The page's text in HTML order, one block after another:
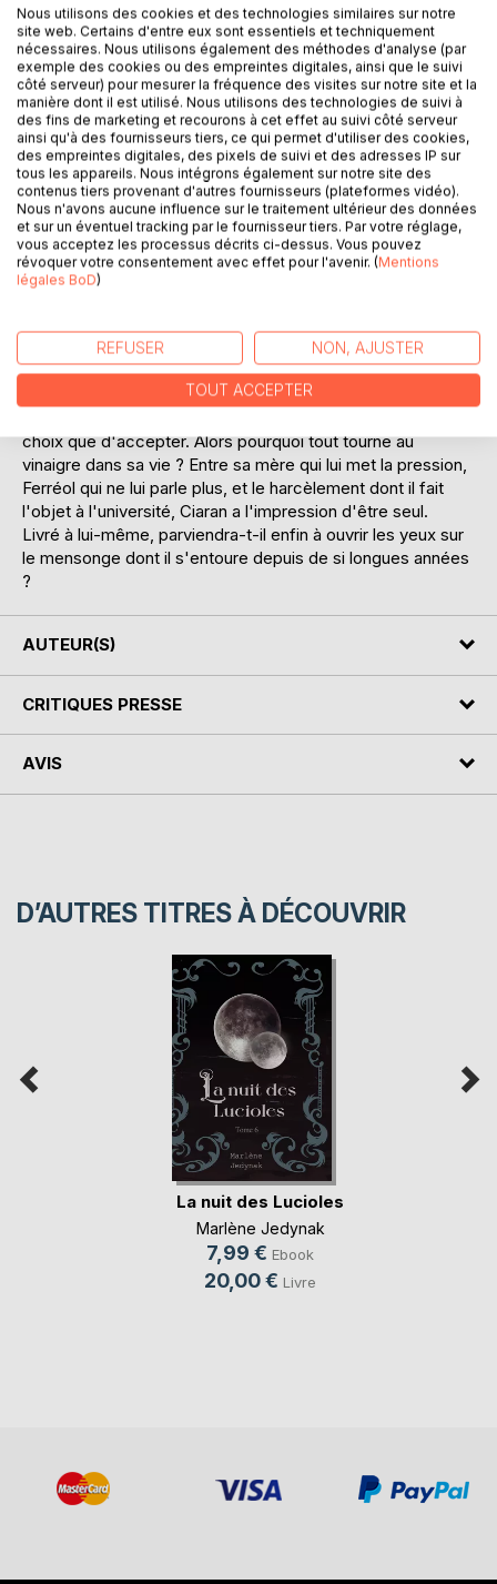
Ajouter à ma liste d'envies
Laisser un avis
DESCRIPTION
de bien des tracas, il n'aime pas Daegan. Et puis, il existe
d'autres solutions, non ? Pourtant, aucune ne se présente à
choix que d'accepter. Alors pourquoi tout tourne au
vinaigre dans sa vie ? Entre sa mère qui lui met la pression,
Ferréol qui ne lui parle plus, et le harcèlement dont il fait
l'objet à l'université, Ciaran a l'impression d'être seul.
Livré à lui-même, parviendra-t-il enfin à ouvrir les yeux sur
le mensonge dont il s'entoure depuis de si longues années
?
AUTEUR(S)
CRITIQUES PRESSE
AVIS
D’AUTRES TITRES À DÉCOUVRIR
La nuit des Lucioles
Marlène Jedynak
7,99 € Ebook
20,00 € Livre
Nous utilisons des cookies et des technologies similaires sur notre
site web. Certains d'entre eux sont essentiels et techniquement
nécessaires. Nous utilisons également des méthodes d'analyse (par
exemple des cookies ou des empreintes digitales, ainsi que le suivi
côté serveur) pour mesurer la fréquence des visites sur notre site et la
manière dont il est utilisé. Nous utilisons des technologies de suivi à
des fins de marketing et recourons à cet effet au suivi côté serveur
ainsi qu'à des fournisseurs tiers, ce qui permet d'utiliser des cookies,
des empreintes digitales, des pixels de suivi et des adresses IP sur
tous les appareils. Nous intégrons également sur notre site des
contenus tiers provenant d'autres fournisseurs (plateformes vidéo).
Nous n'avons aucune influence sur le traitement ultérieur des données
et sur un éventuel tracking par le fournisseur tiers. Par votre réglage,
vous acceptez les processus décrits ci-dessus. Vous pouvez
révoquer votre consentement avec effet pour l'avenir. (Mentions
légales BoD)
REFUSER NON, AJUSTER
TOUT ACCEPTER